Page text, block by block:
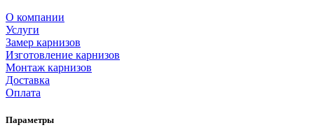
О компании
Услуги
Замер карнизов
Изготовление карнизов
Монтаж карнизов
Доставка
Оплата
Параметры